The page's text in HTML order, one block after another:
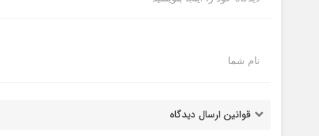
نام شما
قوانین ارسال دیدگاه